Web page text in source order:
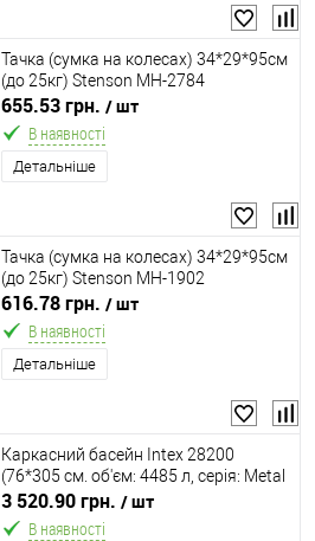
Тачка (сумка на колесах) 34*29*95см
(до 25кг) Stenson MH-2784
655.53 грн. / шт
В наявності
Детальніше
Тачка (сумка на колесах) 34*29*95см
(до 25кг) Stenson MH-1902
616.78 грн. / шт
В наявності
Детальніше
Каркасний басейн Intex 28200
(76*305 см. об'єм: 4485 л, серія: Metal
Frame)
3 520.90 грн. / шт
В наявності